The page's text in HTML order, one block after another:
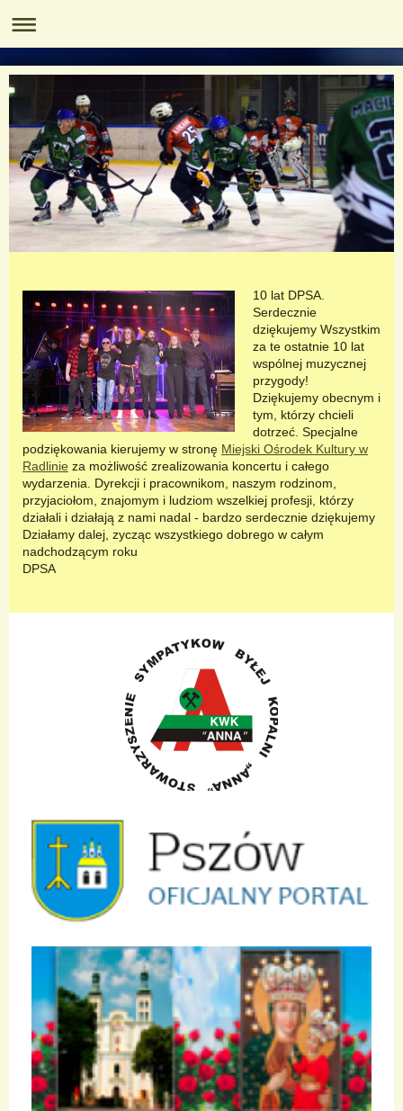
10 lat DPSA.
Serdecznie
dziękujemy Wszystkim
za te ostatnie 10 lat
wspólnej muzycznej
przygody!
Dziękujemy obecnym i
tym, którzy chcieli
dotrzeć. Specjalne
podziękowania kierujemy w stronę Miejski Ośrodek Kultury w
Radlinie za możliwość zrealizowania koncertu i całego
wydarzenia. Dyrekcji i pracownikom, naszym rodzinom,
przyjaciołom, znajomym i ludziom wszelkiej profesji, którzy
działali i działają z nami nadal - bardzo serdecznie dziękujemy
Działamy dalej, zycząc wszystkiego dobrego w całym
nadchodzącym roku
DPSA